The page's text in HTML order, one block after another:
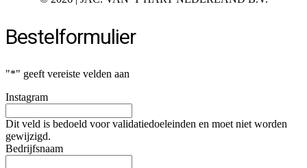
Bestelformulier
"*" geeft vereiste velden aan
Instagram
Dit veld is bedoeld voor validatiedoeleinden en moet niet worden
gewijzigd.
Bedrijfsnaam